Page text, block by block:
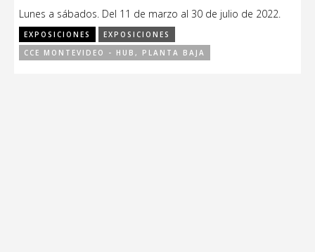
Lunes a sábados. Del 11 de marzo al 30 de julio de 2022.
EXPOSICIONES
EXPOSICIONES
CCE MONTEVIDEO - HUB, PLANTA BAJA